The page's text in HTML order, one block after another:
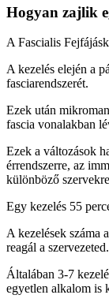
Hogyan zajlik
A Fascialis
A kezelés elején a
fasciarendszerét.
Ezek után
fascia vonalakban
Ezek a változások
érrendszerre, az
különböző
Egy kezelés 55
A kezelések száma
reagál a szervezeted.
Általában 3-7
egyetlen alkalom is